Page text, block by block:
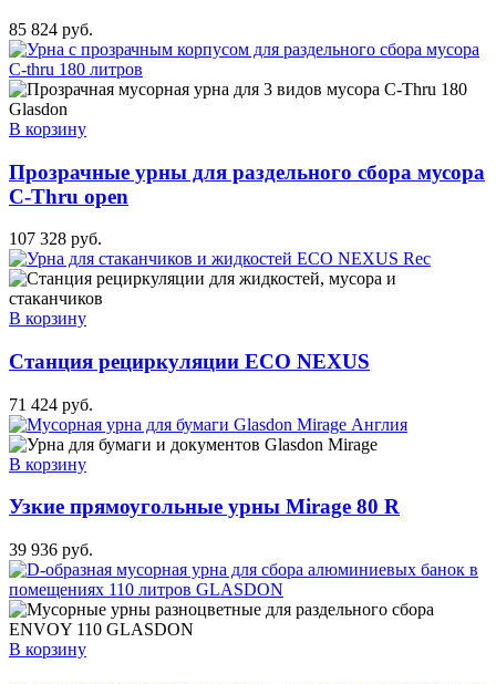
85 824 руб.
В корзину
Прозрачные урны для раздельного сбора мусора
C-Thru open
107 328 руб.
В корзину
Станция рециркуляции ECO NEXUS
71 424 руб.
В корзину
Узкие прямоугольные урны Mirage 80 R
39 936 руб.
В корзину